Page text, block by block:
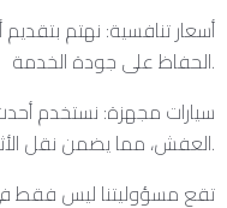
أسعار تنافسية: نهتم
الحفاظ على جودة الخدمة.
سيارات مجهزة: نستخدم
العفش، مما يضمن نقل الأثاث بأمان وبدون مخاطر.
تقع مسؤوليتنا ليس فقط